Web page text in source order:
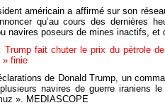
américain a affirmé sur son
qu’au cours des dernières
navires poseurs de mines inactifs, et
Trump fait chuter le prix du pétrole
» finie
de Donald Trump, un
navires de guerre iraniens
». MEDIASCOPE